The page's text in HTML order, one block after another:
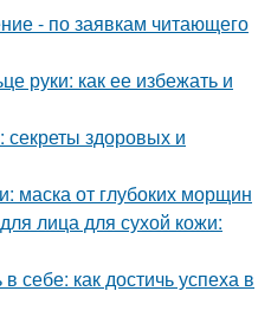
- по заявкам читающего
руки: как ее избежать и
здоровых и
маска от глубоких морщин
лица для сухой кожи:
себе: как достичь успеха в